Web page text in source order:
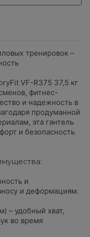
тренировок –
VF-R375 37,5 кг
фитнес-
и надежность в
продуманной
эта гантель
и безопасность
и
и деформациям.
– удобный хват,
во время